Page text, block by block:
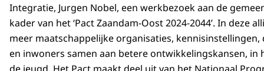
Integratie, Jurgen Nobel, een werkbezoek aan de
kader van het ‘Pact Zaandam-Oost 2024-2044’. In deze
meer maatschappelijke organisaties,
en inwoners samen aan betere ontwikkelingskansen, in